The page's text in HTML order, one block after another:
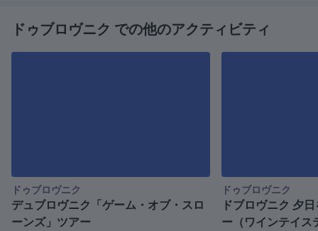
ドゥブロヴニク での他のアクティビティ
ドゥブロヴニク
デュブロヴニク「ゲーム・オブ・スロ
ーンズ」ツアー
ドゥブロヴニク
ドブロヴニク 夕
ー（ワインテイス